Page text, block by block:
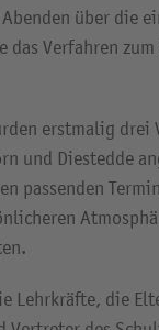
über die
das Verfahren zum
erstmalig drei
und Diestedde
passenden
Lehrkräfte, die